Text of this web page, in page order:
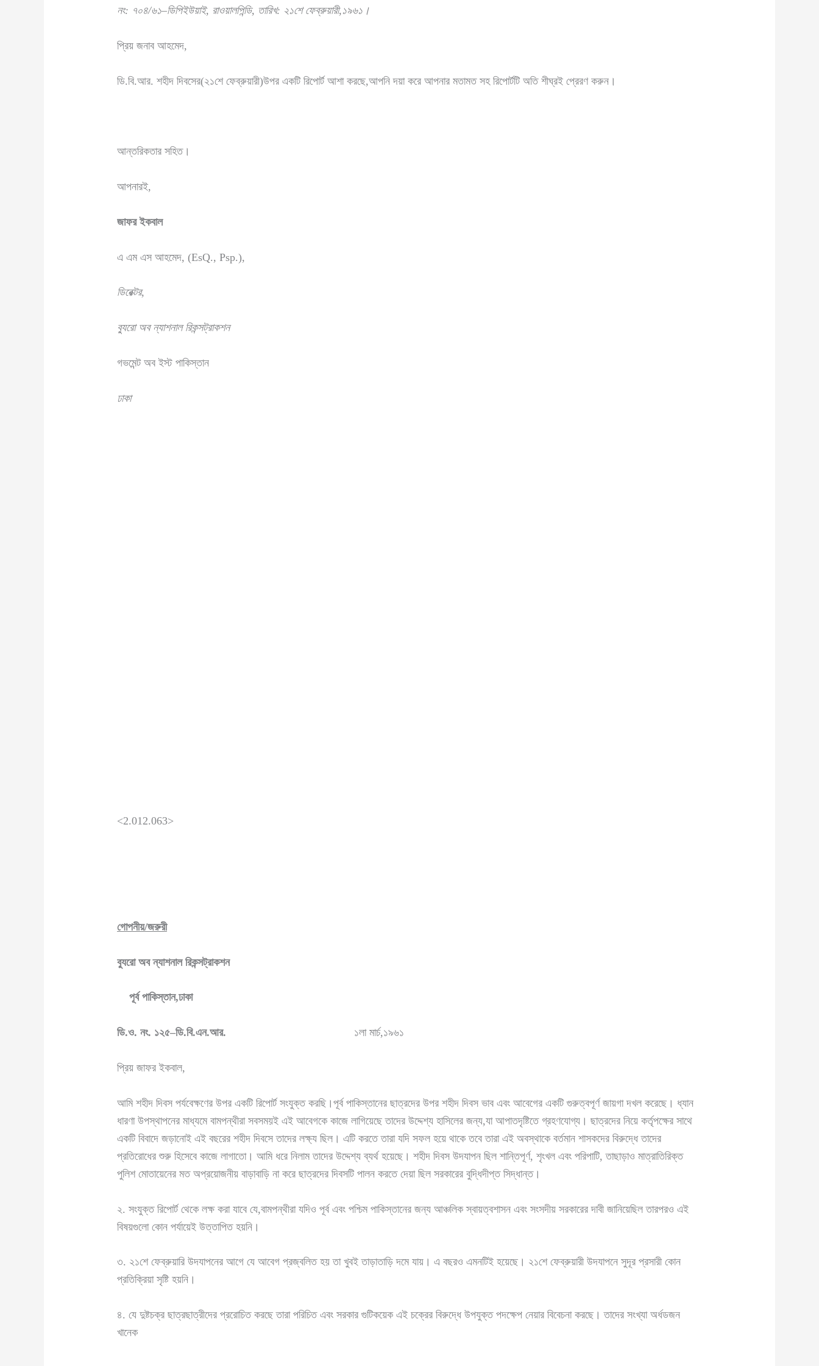
নং: ৭০৪/৬১–ডিপিইউয়াই, রাওয়ালপিন্ডি, তারিখ: ২১শে ফেব্রুয়ারী,১৯৬১।
প্রিয় জনাব আহমেদ,
ডি.বি.আর. শহীদ দিবসের(২১শে ফেব্রুয়ারী)উপর একটি রিপোর্ট আশা করছে,আপনি দয়া করে আপনার মতামত সহ রিপোর্টটি অতি শীঘ্রই প্রেরণ করুন।
আন্তরিকতার সহিত।
আপনারই,
জাফর ইকবাল
এ এম এস আহমেদ, (EsQ., Psp.),
ডিরেক্টর,
ব্যুরো অব ন্যাশনাল রিকন্সট্রাকশন
গভমেন্ট অব ইস্ট পাকিস্তান
ঢাকা
<2.012.063>
গোপনীয়/জরুরী
ব্যুরো অব ন্যাশনাল রিকন্সট্রাকশন
পূর্ব পাকিস্তান,ঢাকা
ডি.ও.নং. ১২৫–ডি.বি.এন.আর. ১লা মার্চ,১৯৬১
প্রিয় জাফর ইকবাল,
আমি শহীদ দিবস পর্যবেক্ষণের উপর একটি রিপোর্ট সংযুক্ত করছি।পূর্ব পাকিস্তানের ছাত্রদের উপর শহীদ দিবস ভাব এবং আবেগের একটি গুরুত্বপূর্ণ জায়গা দখল করেছে। ধ্যান
ধারণা উপস্থাপনের মাধ্যমে বামপন্থীরা সবসময়ই এই আবেগকে কাজে লাগিয়েছে তাদের উদ্দেশ্য হাসিলের জন্য,যা আপাতদৃষ্টিতে গ্রহণযোগ্য। ছাত্রদের নিয়ে কর্তৃপক্ষের সাথে
একটি বিবাদে জড়ানোই এই বছরের শহীদ দিবসে তাদের লক্ষ্য ছিল। এটি করতে তারা যদি সফল হয়ে থাকে তবে তারা এই অবস্থাকে বর্তমান শাসকদের বিরুদ্ধে তাদের
প্রতিরোধের শুরু হিসেবে কাজে লাগাতো। আমি ধরে নিলাম তাদের উদ্দেশ্য ব্যর্থ হয়েছে। শহীদ দিবস উদযাপন ছিল শান্তিপূর্ণ, শৃংখল এবং পরিপাটি, তাছাড়াও মাত্রাতিরিক্ত
পুলিশ মোতায়েনের মত অপ্রয়োজনীয় বাড়াবাড়ি না করে ছাত্রদের দিবসটি পালন করতে দেয়া ছিল সরকারের বুদ্ধিদীপ্ত সিদ্ধান্ত।
২. সংযুক্ত রিপোর্ট থেকে লক্ষ করা যাবে যে,বামপন্থীরা যদিও পূর্ব এবং পশ্চিম পাকিস্তানের জন্য আঞ্চলিক স্বায়ত্বশাসন এবং সংসদীয় সরকারের দাবী জানিয়েছিল তারপরও এই
বিষয়গুলো কোন পর্যায়েই উত্তাপিত হয়নি।
৩. ২১শে ফেব্রুয়ারি উদযাপনের আগে যে আবেগ প্রজ্বলিত হয় তা খুবই তাড়াতাড়ি দমে যায়। এ বছরও এমনটিই হয়েছে। ২১শে ফেব্রুয়ারী উদযাপনে সুদূর প্রসারী কোন
প্রতিক্রিয়া সৃষ্টি হয়নি।
৪. যে দুষ্টচক্র ছাত্রছাত্রীদের প্ররোচিত করছে তারা পরিচিত এবং সরকার গুটিকয়েক এই চক্রের বিরুদ্ধে উপযুক্ত পদক্ষেপ নেয়ার বিবেচনা করছে। তাদের সংখ্যা অর্ধডজন
খানেক